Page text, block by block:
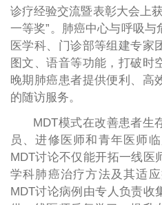
诊疗经验交流暨表彰大会上
一等奖”。肺癌中心与呼吸
医学科、门诊部等组建专家
图文、语音等功能，打破时
晚期肺癌患者提供便利、高
的随访服务。
MDT模式在改善患者生
员、进修医师和青年医师
MDT讨论不仅能开拓一线医
学科肺癌治疗方法及其适
MDT讨论病例由专人负责收